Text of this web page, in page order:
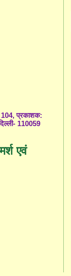
प्रकाशक:
110059
एवं